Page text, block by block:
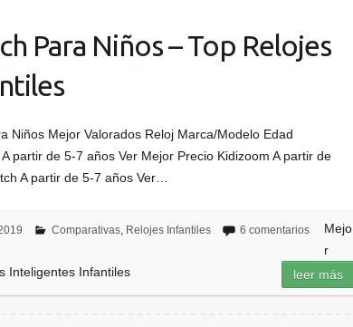
Para Niños – Top Relojes
Niños Mejor Valorados Reloj Marca/Modelo Edad
partir de 5-7 años Ver Mejor Precio Kidizoom A partir de
A partir de 5-7 años Ver…
Comparativas, Relojes Infantiles 6 comentarios
Mejo
r
Inteligentes Infantiles
leer más